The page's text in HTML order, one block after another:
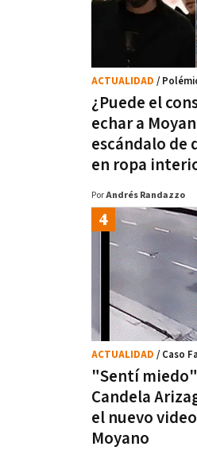
¿Puede el
echar a
escándalo de
en ropa
ACTUALIDAD /
PorAndrés Randazzo
"Sentí
Candela
el nuevo
Moyano
ACTUALIDAD / Caso